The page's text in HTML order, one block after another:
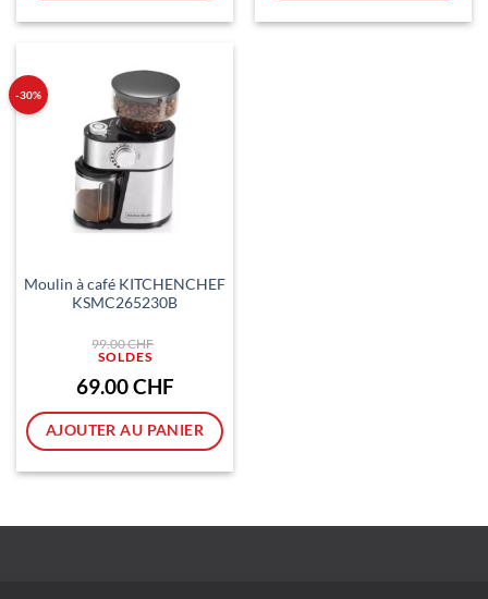
-30%
Moulin à café KITCHENCHEF
KSMC265230B
99.00CHF
était :
99.00 CHF.
69.00CHFLe
actuel
est :
69.00 CHF.
AJOUTER AU PANIER